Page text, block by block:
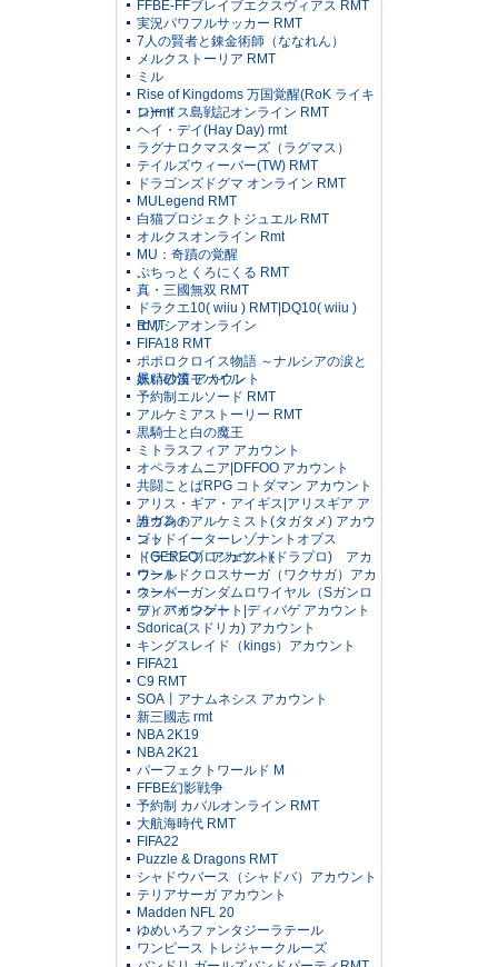
FFBE-FFブレイブエクスヴィアス RMT
実況パワフルサッカー RMT
7人の賢者と錬金術師（ななれん）
メルクストーリア RMT
ミル
Rise of Kingdoms 万国覚醒(RoK ライキ
ン)rmt
ロードス島戦記オンライン RMT
ヘイ・デイ(Hay Day) rmt
ラグナロクマスターズ（ラグマス）
テイルズウィーバー(TW) RMT
ドラゴンズドグマ オンライン RMT
MULegend RMT
白猫プロジェクトジュエル RMT
オルクスオンライン Rmt
MU：奇蹟の覚醒
ぷちっとくろにくる RMT
真・三國無双 RMT
ドラクエ10( wiiu ) RMT|DQ10( wiiu )
RMT
エリシアオンライン
FIFA18 RMT
ポポロクロイス物語 ～ナルシアの涙と
妖精の笛 アカウント
黒い砂漠モバイル
予約制エルソード RMT
アルケミアストーリー RMT
黒騎士と白の魔王
ミトラスフィア アカウント
オペラオムニア|DFFOO アカウント
共闘ことばRPG コトダマン アカウント
アリス・ギア・アイギス|アリスギア ア
カウント
誰ガ為のアルケミスト(タガタメ) アカウ
ント
ゴッドイーターレゾナントオプス
（GEREO）アカウント
ドラゴンプロジェクト(ドラプロ) アカ
ウント
ワールドクロスサーガ（ワクサガ）アカ
ウント
スーパーガンダムロワイヤル（Sガンロ
ワ）アカウント
ディバインゲート|ディバゲ アカウント
Sdorica(スドリカ) アカウント
キングスレイド（kings）アカウント
FIFA21
C9 RMT
SOA丨アナムネシス アカウント
新三國志 rmt
NBA 2K19
NBA 2K21
パーフェクトワールド M
FFBE幻影戦争
予約制 カバルオンライン RMT
大航海時代 RMT
FIFA22
Puzzle & Dragons RMT
シャドウバース（シャドバ）アカウント
テリアサーガ アカウント
Madden NFL 20
ゆめいろファンタジーラテール
ワンピース トレジャークルーズ